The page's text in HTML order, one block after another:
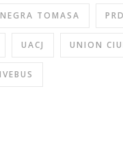
NEGRA TOMASA PRD
UACJ UNION